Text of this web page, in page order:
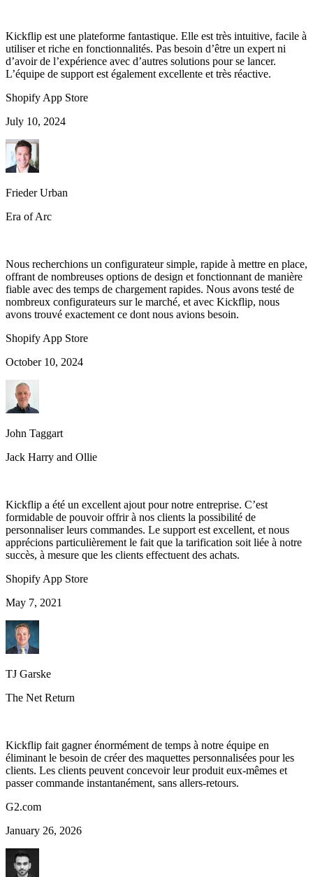
Kickflip est une plateforme fantastique. Elle est très intuitive, facile à
utiliser et riche en fonctionnalités. Pas besoin d’être un expert ni
d’avoir de l’expérience avec d’autres solutions pour se lancer.
L’équipe de support est également excellente et très réactive.
Shopify App Store
July 10, 2024
Frieder Urban
Era of Arc
Nous recherchions un configurateur simple, rapide à mettre en place,
offrant de nombreuses options de design et fonctionnant de manière
fiable avec des temps de chargement rapides. Nous avons testé de
nombreux configurateurs sur le marché, et avec Kickflip, nous
avons trouvé exactement ce dont nous avions besoin.
Shopify App Store
October 10, 2024
John Taggart
Jack Harry and Ollie
Kickflip a été un excellent ajout pour notre entreprise. C’est
formidable de pouvoir offrir à nos clients la possibilité de
personnaliser leurs commandes. Le support est excellent, et nous
apprécions particulièrement le fait que la tarification soit liée à notre
succès, à mesure que les clients effectuent des achats.
Shopify App Store
May 7, 2021
TJ Garske
The Net Return
Kickflip fait gagner énormément de temps à notre équipe en
éliminant le besoin de créer des maquettes personnalisées pour les
clients. Les clients peuvent concevoir leur produit eux-mêmes et
passer commande instantanément, sans allers-retours.
G2.com
January 26, 2026